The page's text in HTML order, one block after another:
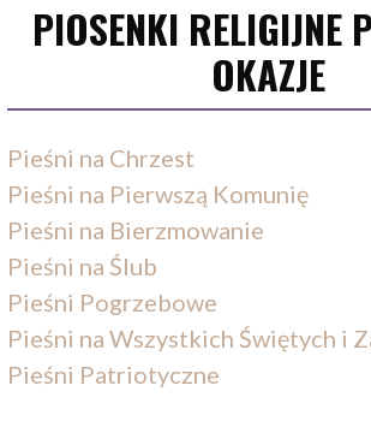
PIOSENKI RELIGIJNE
OKAZJE
Pieśni na Chrzest
Pieśni na Pierwszą Komunię
Pieśni na Bierzmowanie
Pieśni na Ślub
Pieśni Pogrzebowe
Pieśni na Wszystkich Świętych i
Pieśni Patriotyczne